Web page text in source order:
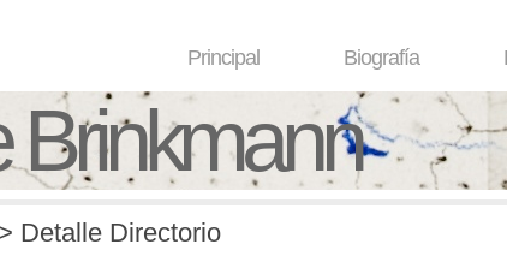
Principal Biografía
Brinkmann
Detalle Directorio